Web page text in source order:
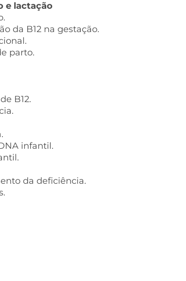
e lactação
da B12 na gestação.
parto.
B12.
infantil.
da deficiência.